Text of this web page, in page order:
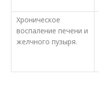
Хроническое
воспаление печени и
желчного пузыря.